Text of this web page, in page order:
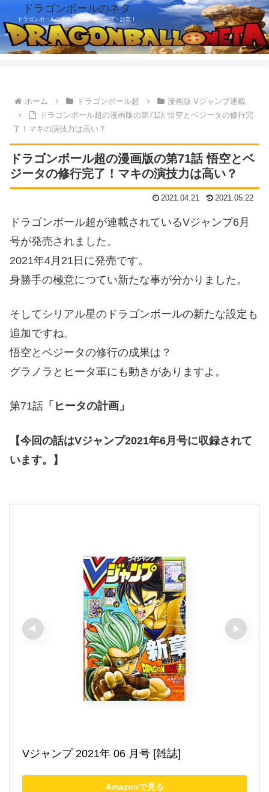
ドラゴンボールのネタ
ドラゴンボールの考察・感想・ニュース・話題！
ホーム ドラゴンボール超
漫画版 Vジャンプ連載
ドラゴンボール超の漫画版の第71話 悟空とベジータの修行完
了！マキの演技力は高い？
ドラゴンボール超の漫画版の第71話 悟空とベ
ジータの修行完了！マキの演技力は高い？
2021.04.21 2021.05.22
ドラゴンボール超が連載されているVジャンプ6月
号が発売されました。
2021年4月21日に発売です。
身勝手の極意につてい新たな事が分かりました。
そしてシリアル星のドラゴンボールの新たな設定も
追加ですね。
悟空とベジータの修行の成果は？
グラノラとヒータ軍にも動きがありますよ。
第71話 「ヒータの計画」
【今回の話はVジャンプ2021年6月号に収録されて
います。】
Vジャンプ 2021年 06 月号 [雑誌]
Amazonで見る